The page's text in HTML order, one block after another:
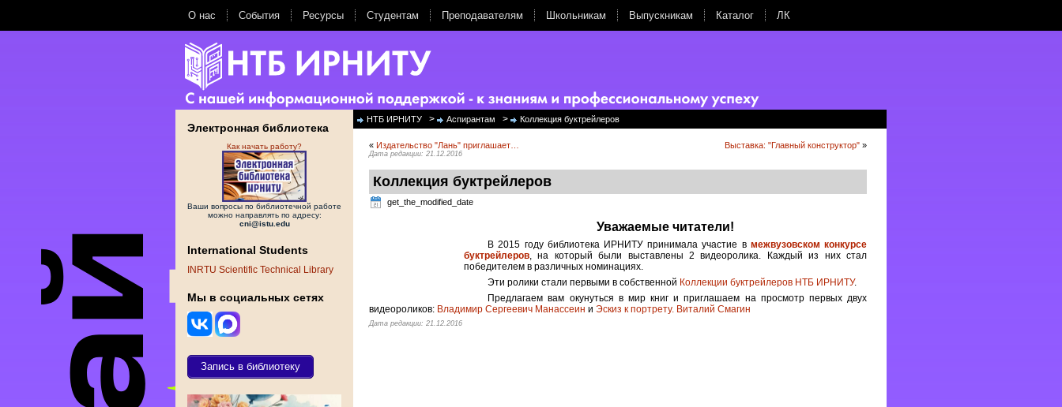
О нас События Ресурсы Студентам Преподавателям Школьникам Выпускникам Каталог ЛК
Электронная библиотека
Как начать работу?
Ваши вопросы по библиотечной работе
можно направлять по адресу:
cni@istu.edu
International Students
INRTU Scientific Technical Library
Мы в социальных сетях
Запись в библиотеку
НТБ ИРНИТУ > Аспирантам > Коллекция буктрейлеров
« Издательство "Лань" приглашает… Выставка: "Главный конструктор" »
Дата редакции: 21.12.2016
Коллекция буктрейлеров
get_the_modified_date
Уважаемые читатели!
В 2015 году библиотека ИРНИТУ принимала участие в межвузовском конкурсе
буктрейлеров, на который были выставлены 2 видеоролика. Каждый из них стал
победителем в различных номинациях.
Эти ролики стали первыми в собственной Коллекции буктрейлеров НТБ ИРНИТУ.
Предлагаем вам окунуться в мир книг и приглашаем на просмотр первых двух
видеороликов: Владимир Сергеевич Манассеин и Эскиз к портрету. Виталий Смагин
Дата редакции: 21.12.2016